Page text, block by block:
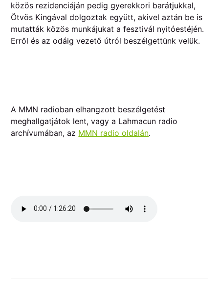
közös rezidenciáján pedig gyerekkori barátjukkal,
Ötvös Kingával dolgoztak együtt, akivel aztán be is
mutatták közös munkájukat a fesztivál nyitóestéjén.
Erről és az odáig vezető útról beszélgettünk velük.
A MMN radioban elhangzott beszélgetést
meghallgatjátok lent, vagy a Lahmacun radio
archívumában, az MMN radio oldalán.